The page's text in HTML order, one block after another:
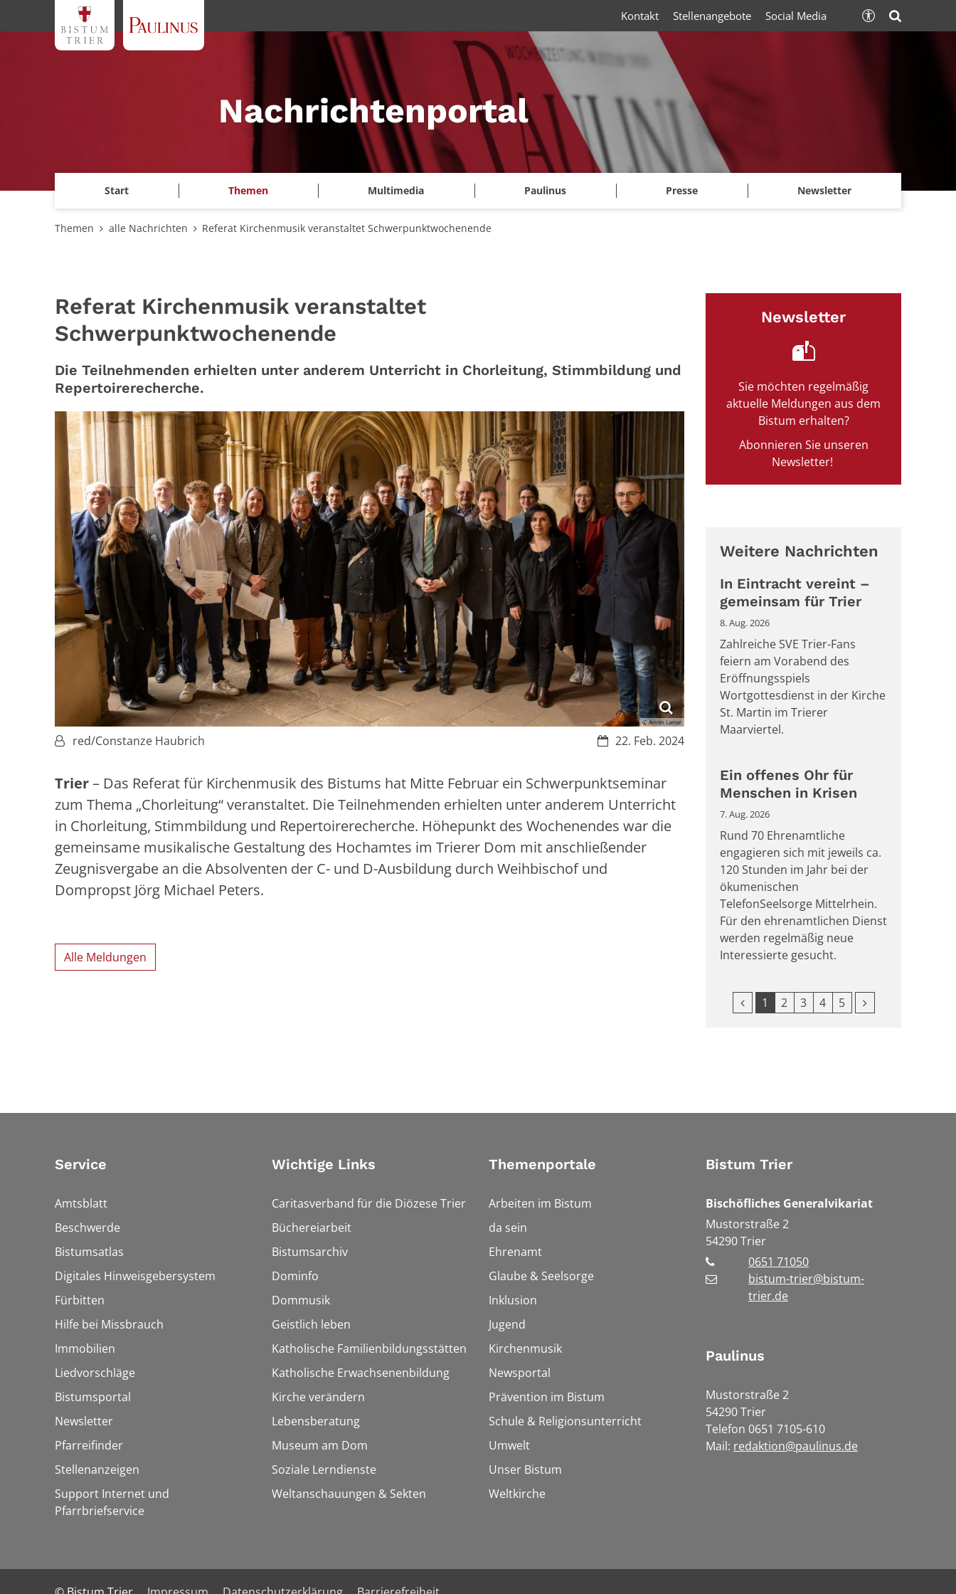
Zum Inhalt springen
Nachrichtenportal
Start Themen Multimedia Paulinus Presse Newsletter
Kontakt Stellenangebote Social Media
Themen alle Nachrichten Referat Kirchenmusik veranstaltet Schwerpunktwochenende
Referat Kirchenmusik veranstaltet
Schwerpunktwochenende
Die Teilnehmenden erhielten unter anderem Unterricht in Chorleitung, Stimmbildung und
Repertoirerecherche.
© Armin Lamar
Datum:
22. Feb. 2024
Von:red/Constanze Haubrich
Trier– Das Referat für Kirchenmusik des Bistums hat Mitte Februar ein Schwerpunktseminar
zum Thema „Chorleitung“ veranstaltet. Die Teilnehmenden erhielten unter anderem Unterricht
in Chorleitung, Stimmbildung und Repertoirerecherche. Höhepunkt des Wochenendes war die
gemeinsame musikalische Gestaltung des Hochamtes im Trierer Dom mit anschließender
Zeugnisvergabe an die Absolventen der C- und D-Ausbildung durch Weihbischof und
Dompropst Jörg Michael Peters.
Alle Meldungen
Newsletter
Sie möchten regelmäßig
aktuelle Meldungen aus dem
Bistum erhalten?
Abonnieren Sie unseren
Newsletter!
Weitere Nachrichten
In Eintracht vereint –
gemeinsam für Trier
8. Aug. 2026
Zahlreiche SVE Trier-Fans
feiern am Vorabend des
Eröffnungsspiels
Wortgottesdienst in der Kirche
St. Martin im Trierer
Maarviertel.
Ein offenes Ohr für
Menschen in Krisen
7. Aug. 2026
Rund 70 Ehrenamtliche
engagieren sich mit jeweils ca.
120 Stunden im Jahr bei der
ökumenischen
TelefonSeelsorge Mittelrhein.
Für den ehrenamtlichen Dienst
werden regelmäßig neue
Interessierte gesucht.
Vorherige Seite
1 2 3 4 5 Nächste Seite
Service
Amtsblatt
Beschwerde
Bistumsatlas
Digitales Hinweisgebersystem
Fürbitten
Hilfe bei Missbrauch
Immobilien
Liedvorschläge
Bistumsportal
Newsletter
Pfarreifinder
Stellenanzeigen
Support Internet und
Pfarrbriefservice
Wichtige Links
Caritasverband für die Diözese Trier
Büchereiarbeit
Bistumsarchiv
Dominfo
Dommusik
Geistlich leben
Katholische Familienbildungsstätten
Katholische Erwachsenenbildung
Kirche verändern
Lebensberatung
Museum am Dom
Soziale Lerndienste
Weltanschauungen & Sekten
Themenportale
Arbeiten im Bistum
da sein
Ehrenamt
Glaube & Seelsorge
Inklusion
Jugend
Kirchenmusik
Newsportal
Prävention im Bistum
Schule & Religionsunterricht
Umwelt
Unser Bistum
Weltkirche
Bistum Trier
Bischöfliches Generalvikariat
Mustorstraße 2
54290Trier
0651 71050
bistum-trier@bistum-
trier.de
Paulinus
Mustorstraße 2
54290 Trier
Telefon 0651 7105-610
Mail: redaktion@paulinus.de